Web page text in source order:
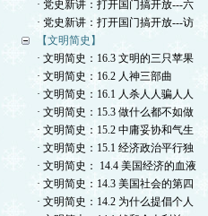
· 党史新讲：打开国门搞开放---六
· 党史新讲：打开国门搞开放---访
【文明简史】
· 文明简史：16.3 文明的三只苹果
· 文明简史：16.2 人神三部曲
· 文明简史：16.1 人杀人人骗人人
· 文明简史：15.3 做什么都不如做
· 文明简史：15.2 中庸妥协和气生
· 文明简史：15.1 经济政治平行独
· 文明简史： 14.4 美国经济的血液
· 文明简史：14.3 美国社会的第四
· 文明简史：14.2 为什么提倡个人